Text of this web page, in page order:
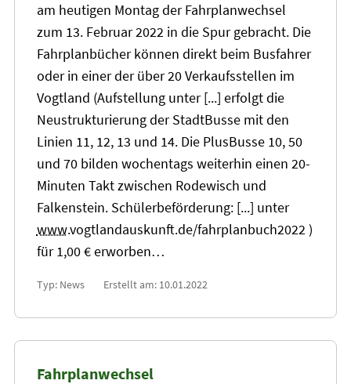
am heutigen Montag der Fahrplanwechsel
zum 13. Februar 2022 in die Spur gebracht. Die
Fahrplanbücher können direkt beim Busfahrer
oder in einer der über20Verkaufsstellen im
Vogtland (Aufstellung unter [...] erfolgt die
Neustrukturierung der StadtBusse mit den
Linien 11, 12, 13 und 14. Die PlusBusse 10, 50
und 70 bilden wochentags weiterhin einen 20-
Minuten Takt zwischen Rodewisch und
Falkenstein. Schülerbeförderung: [...] unter
www.vogtlandauskunft.de/fahrplanbuch2022 )
für 1,00 € erworben…
Typ: News Erstellt am: 10.01.2022
Fahrplanwechsel